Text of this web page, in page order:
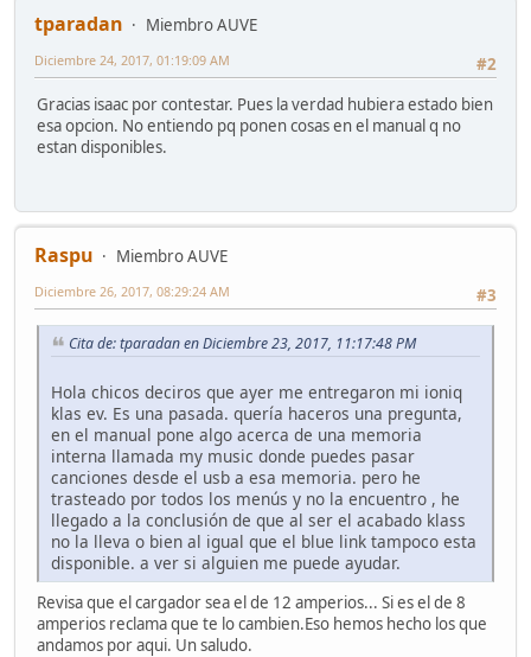
tparadan
Miembro AUVE
#2
Diciembre 24, 2017, 01:19:09 AM
Gracias isaac por contestar. Pues la verdad hubiera estado bien
esa opcion. No entiendo pq ponen cosas en el manual q no
estan disponibles.
Raspu
Miembro AUVE
#3
Diciembre 26, 2017, 08:29:24 AM
Cita de: tparadan en Diciembre 23, 2017, 11:17:48 PM
Hola chicos deciros que ayer me entregaron mi ioniq
klas ev. Es una pasada. quería haceros una pregunta,
en el manual pone algo acerca de una memoria
interna llamada my music donde puedes pasar
canciones desde el usb a esa memoria. pero he
trasteado por todos los menús y no la encuentro , he
llegado a la conclusión de que al ser el acabado klass
no la lleva o bien al igual que el blue link tampoco esta
disponible. a ver si alguien me puede ayudar.
Revisa que el cargador sea el de 12 amperios... Si es el de 8
amperios reclama que te lo cambien.Eso hemos hecho los que
andamos por aqui. Un saludo.